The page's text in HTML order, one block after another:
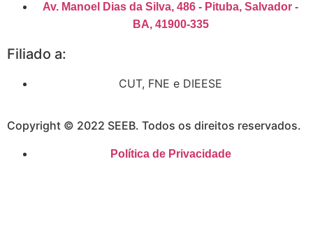
Av. Manoel Dias da Silva, 486 - Pituba, Salvador -
BA, 41900-335
Filiado a:
CUT, FNE e DIEESE
Copyright © 2022 SEEB. Todos os direitos reservados.
Política de Privacidade